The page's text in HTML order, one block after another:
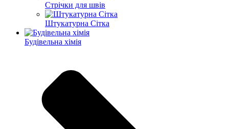
Стрічки для швів
Штукатурна Сітка
Будівельна хімія